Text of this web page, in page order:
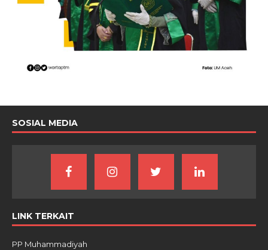
SOSIAL MEDIA
LINK TERKAIT
PP Muhammadiyah